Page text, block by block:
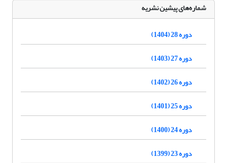
شماره‌های پیشین نشریه
دوره 28 (1404)
دوره 27 (1403)
دوره 26 (1402)
دوره 25 (1401)
دوره 24 (1400)
دوره 23 (1399)